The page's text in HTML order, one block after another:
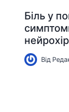
Біль у
Від